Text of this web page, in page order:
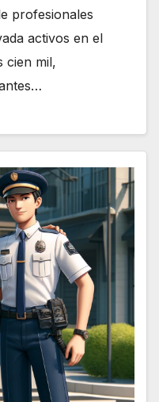
profesionales
activos en el
cien mil,